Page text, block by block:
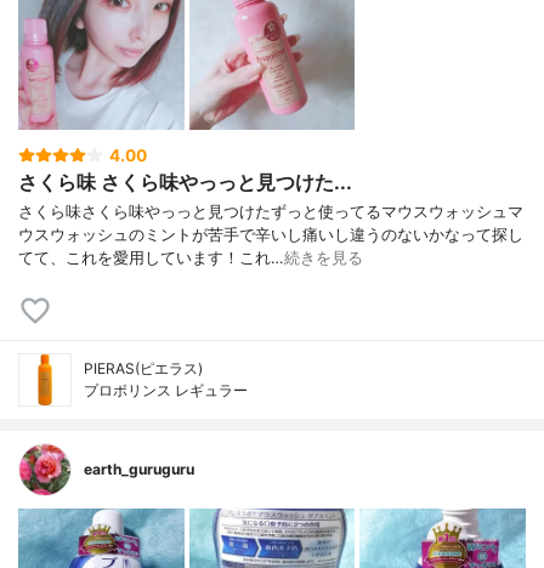
4.00
さくら味 さくら味やっっと見つけた...
さくら味さくら味やっっと見つけたずっと使ってるマウスウォッシュマ
ウスウォッシュのミントが苦手で辛いし痛いし違うのないかなって探し
てて、これを愛用しています！これ…続きを見る
PIERAS(ピエラス)
プロポリンス レギュラー
earth_guruguru